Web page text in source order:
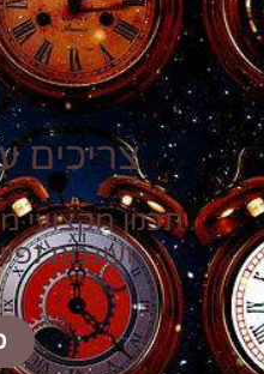
צריכים
תכנון מקצועי
ועוגמת